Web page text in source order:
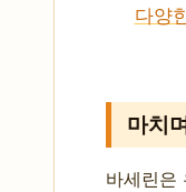
다양
마치
바세린은